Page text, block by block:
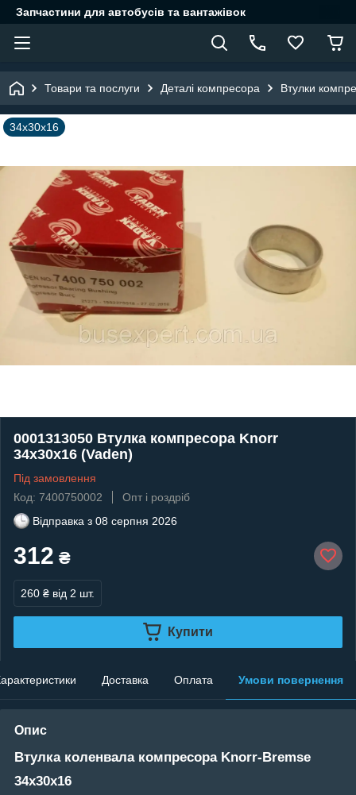
Запчастини для автобусів та вантажівок
Товари та послуги Деталі компресора Втулки
34x30x16
0001313050 Втулка компресора Knorr
34x30x16 (Vaden)
Під замовлення
Код: 7400750002
Опт і роздріб
Відправка з 08 серпня 2026
312 ₴
260 ₴ від 2 шт.
Купити
Доставка Оплата Умови повернення
Опис
Втулка коленвала компресора Knorr-Bremse
34x30x16